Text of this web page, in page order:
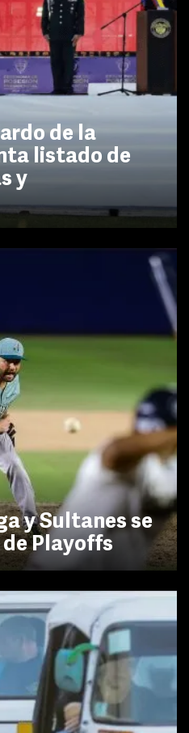
de la
listado de
y
y Sultanes se
Playoffs